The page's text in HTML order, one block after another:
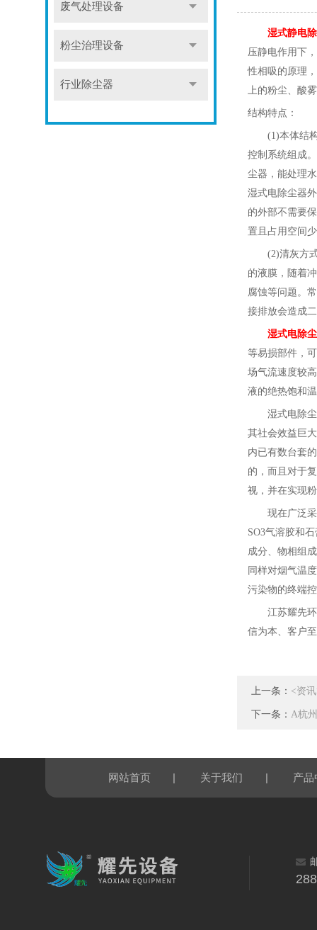
废气处理设备
粉尘治理设备
行业除尘器
湿式静电
压静电作用下
性相吸的原理
上的粉尘、酸
结构特点 ：
(1)本体结构
控制系统组成
尘器，能处理
湿式电除尘器
的外部不需要
置且占用空间
(2)清灰方
的液膜，随着
腐蚀等问题。
接排放会造成
湿式电除
等易损部件，
场气流速度较
液的绝热饱和
湿式电除
其社会效益巨
内已有数台套
的，而且对于
视，并在实现
现在广泛
SO3气溶胶和
成分、物相组
同样对烟气温
污染物的终端
江苏耀先
信为本、客户
上一条： <资
下一条： A杭
网站首页 | 关于我们 | 产品